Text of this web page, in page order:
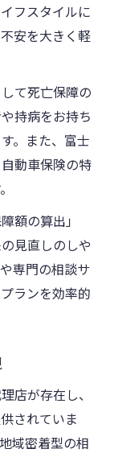
フスタイルに
安を大きく軽
て死亡保障の
持病をお持ち
。また、富士
動車保険の特
額の算出」
見直しのしや
専門の相談サ
ランを効率的
店が存在し、
されていま
域密着型の相